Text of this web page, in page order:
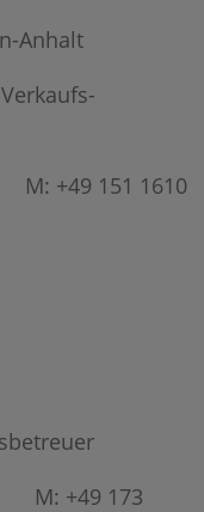
Anhalt
+49 151 1610
M: +49 173